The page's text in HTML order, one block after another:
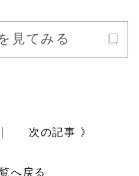
見てみる
へ戻る
次の記事 》